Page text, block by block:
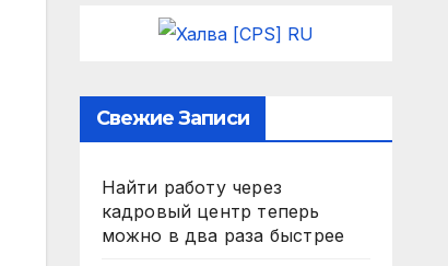
Свежие Записи
Найти работу через
кадровый центр теперь
можно в два раза быстрее